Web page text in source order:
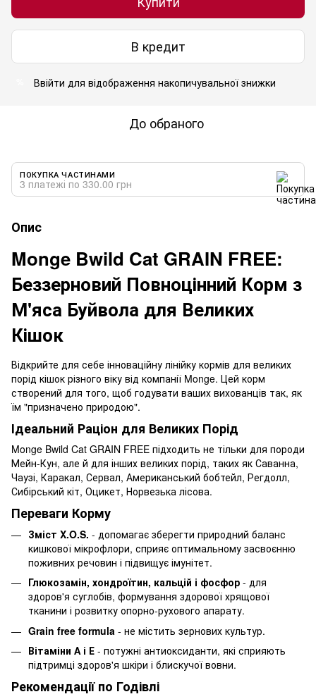
В кредит
Ввійти для відображення накопичувальної знижки
До обраного
ПОКУПКА ЧАСТИНАМИ
3 платежі по 330.00 грн
Опис
Monge Bwild Cat GRAIN FREE:
Беззерновий Повноцінний Корм з
М'яса Буйвола для Великих
Кішок
Відкрийте для себе інноваційну лінійку кормів для великих
порід кішок різного віку від компанії Monge. Цей корм
створений для того, щоб годувати ваших вихованців так, як
їм "призначено природою".
Ідеальний Раціон для Великих Порід
Monge Bwild Cat GRAIN FREE підходить не тільки для породи
Мейн-Кун, але й для інших великих порід, таких як Саванна,
Чаузі, Каракал, Сервал, Американський бобтейл, Регдолл,
Сибірський кіт, Оцикет, Норвезька лісова.
Переваги Корму
Зміст X.O.S. - допомагає зберегти природний баланс
кишкової мікрофлори, сприяє оптимальному засвоєнню
поживних речовин і підвищує імунітет.
Глюкозамін, хондроїтин, кальцій і фосфор - для
здоров'я суглобів, формування здорової хрящової
тканини і розвитку опорно-рухового апарату.
Grain free formula - не містить зернових культур.
Вітаміни А і Е - потужні антиоксиданти, які сприяють
підтримці здоров'я шкіри і блискучої вовни.
Рекомендації по Годівлі